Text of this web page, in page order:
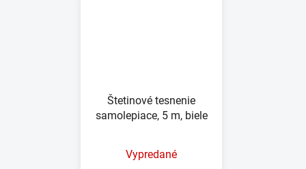
Štetinové tesnenie
samolepiace, 5 m, biele
Vypredané